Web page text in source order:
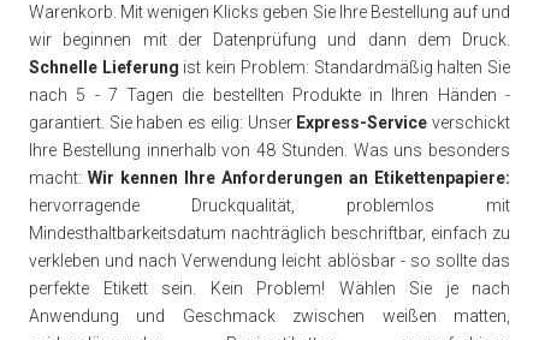
Warenkorb. Mit wenigen Klicks geben Sie Ihre Bestellung auf und
wir beginnen mit der Datenprüfung und dann dem Druck.
Schnelle Lieferung ist kein Problem: Standardmäßig halten Sie
nach 5 - 7 Tagen die bestellten Produkte in Ihren Händen -
garantiert. Sie haben es eilig: Unser Express-Service verschickt
Ihre Bestellung innerhalb von 48 Stunden. Was uns besonders
macht: Wir kennen Ihre Anforderungen an Etikettenpapiere:
hervorragende Druckqualität, problemlos mit
Mindesthaltbarkeitsdatum nachträglich beschriftbar, einfach zu
verkleben und nach Verwendung leicht ablösbar - so sollte das
perfekte Etikett sein. Kein Problem! Wählen Sie je nach
Anwendung und Geschmack zwischen weißen matten,